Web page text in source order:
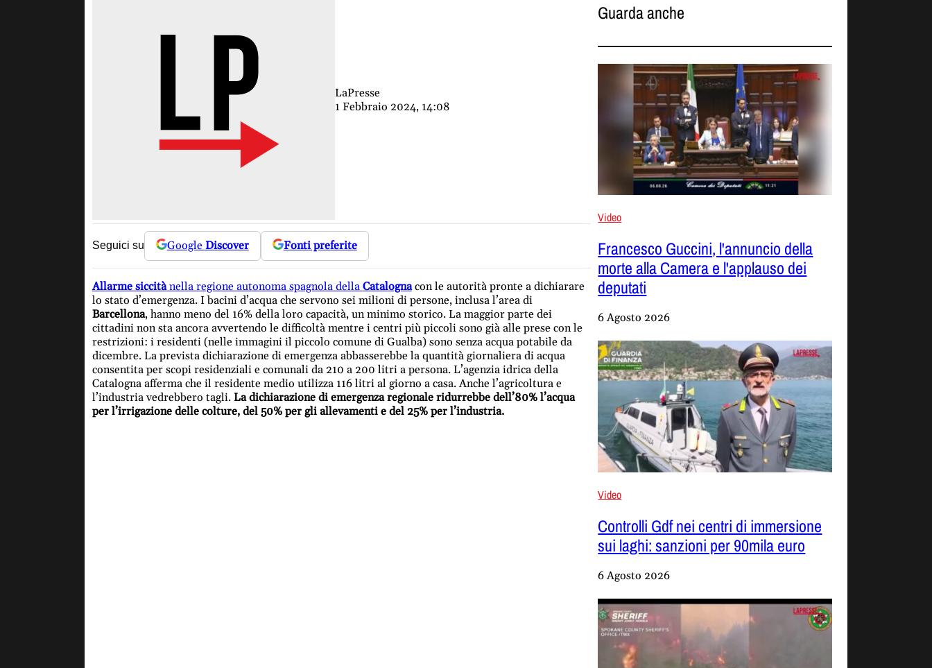
LaPresse
1 Febbraio 2024, 14:08
Seguici su Google Discover Fonti preferite
Allarme siccitànella regione autonoma spagnola della Catalognacon le autorità pronte a dichiarare
lo stato d’emergenza. I bacini d’acqua che servono sei milioni di persone, inclusa l’area di
Barcellona, hanno meno del 16% della loro capacità, un minimo storico. La maggior parte dei
cittadini non sta ancora avvertendo le difficoltà mentre i centri più piccoli sono già alle prese con le
restrizioni: i residenti (nelle immagini il piccolo comune di Gualba) sono senza acqua potabile da
dicembre. La prevista dichiarazione di emergenza abbasserebbe la quantità giornaliera di acqua
consentita per scopi residenziali e comunali da 210 a 200 litri a persona. L’agenzia idrica della
Catalogna afferma che il residente medio utilizza 116 litri al giorno a casa. Anche l’agricoltura e
l’industria vedrebbero tagli. La dichiarazione di emergenza regionale ridurrebbe dell’80% l’acqua
per l’irrigazione delle colture, del 50% per gli allevamenti e del 25% per l’industria.
Guarda anche
Video
Francesco Guccini, l'annuncio della
morte alla Camera e l'applauso dei
deputati
6 Agosto 2026
Video
Controlli Gdf nei centri di immersione
sui laghi: sanzioni per 90mila euro
6 Agosto 2026